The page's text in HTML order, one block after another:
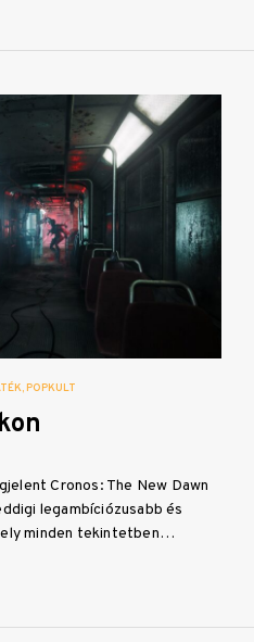
POPKULT
Cronos: The New Dawn
legambíciózusabb és
minden tekintetben…